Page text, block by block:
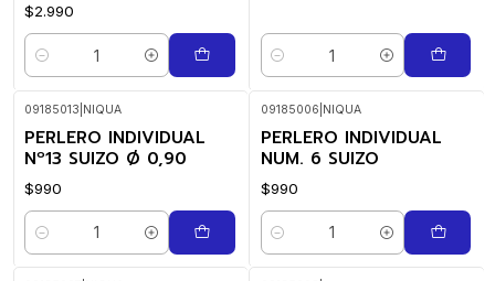
$2.990
Quantidade Quantidade
09185013 NIQUA
PERLERO INDIVIDUAL
Nº13 SUIZO Ø 0,90
$990
Quantidade
09185006 NIQUA
PERLERO INDIVIDUAL
NUM. 6 SUIZO
$990
Quantidade